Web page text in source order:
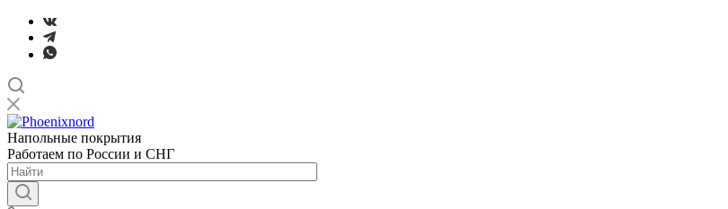
Напольные покрытия
Работаем по России и СНГ